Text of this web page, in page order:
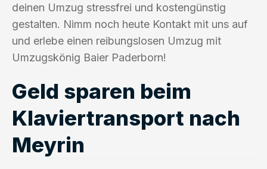
deinen Umzug stressfrei und kostengünstig
gestalten. Nimm noch heute Kontakt mit uns auf
und erlebe einen reibungslosen Umzug mit
Umzugskönig Baier Paderborn!
Geld sparen beim
Klaviertransport nach
Meyrin